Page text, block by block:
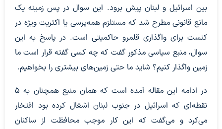
بین اسرائیل و لبنان پیش برود. این سوال در پس زمینه یک
مانع قانونی مطرح شد که مستلزم همه‌پرسی یا اکثریت ویژه در
کنست برای واگذاری قلمرو حاکمیتی است. در پاسخ به این
سوال، منبع سیاسی مذکور گفت که چه کسی گفته قرار است ما
زمین واگذار کنیم؟ شاید ما حتی زمین‌های بیشتری را بخواهیم.
در ادامه این مقاله آمده است که همان منبع همچنان به 5
نقطه‌ای که اسرائیل در جنوب لبنان اشغال کرده بود افتخار
می‌کرد و می‌گفت که این کار موجب محافظت از ساکنان